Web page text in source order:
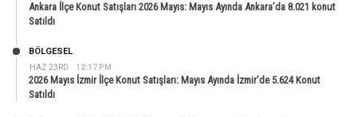
Ankara İlçe Konut Satışları 2026 Mayıs: Mayıs Ayında Ankara’da 8.021 konut
Satıldı
HAZ 23RD 12:17 PM
BÖLGESEL
2026 Mayıs İzmir İlçe Konut Satışları: Mayıs Ayında İzmir’de 5.624 Konut
Satıldı